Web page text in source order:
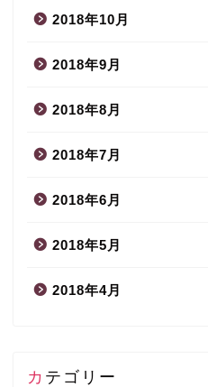
2018年10月
2018年9月
2018年8月
2018年7月
2018年6月
2018年5月
2018年4月
カテゴリー